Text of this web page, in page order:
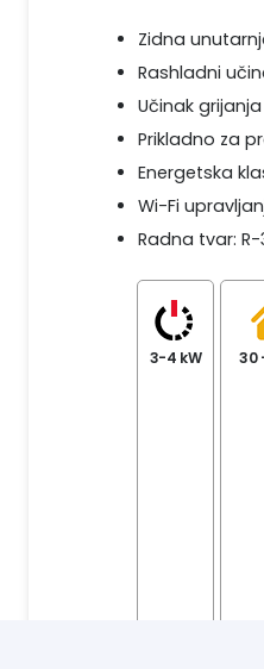
Zidna
Rashladni
Učinak
Prikladno za
Energetska
Wi-Fi
Radna tvar: R-
3-4 kW 30